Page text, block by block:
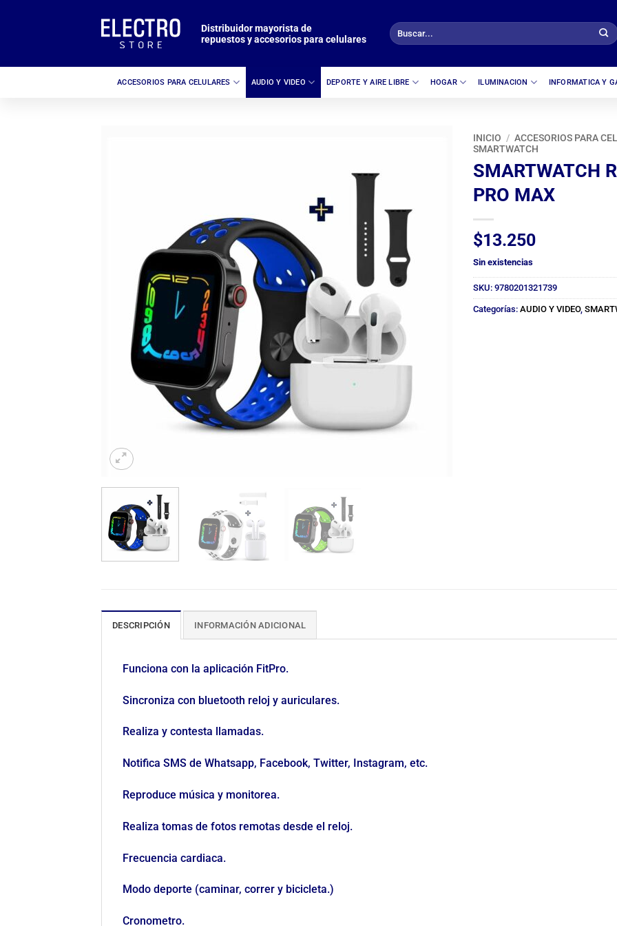
Distribuidor mayorista de
repuestos y accesorios para celulares
Buscar
por:
ACCESORIOS PARA CELULARES AUDIO Y VIDEO DEPORTE Y AIRE LIBRE HOGAR ILUMINACION INFORMATICA Y
INICIO / ACCESORIOS PARA
SMARTWATCH
SMARTWATCH
PRO MAX
$13.250
Sin existencias
SKU: 9780201321739
Categorías: AUDIO Y VIDEO,
DESCRIPCIÓN INFORMACIÓN ADICIONAL
Funciona con la aplicación FitPro.
Sincroniza con bluetooth reloj y auriculares.
Realiza y contesta llamadas.
Notifica SMS de Whatsapp, Facebook, Twitter, Instagram, etc.
Reproduce música y monitorea.
Realiza tomas de fotos remotas desde el reloj.
Frecuencia cardiaca.
Modo deporte (caminar, correr y bicicleta.)
Cronometro.